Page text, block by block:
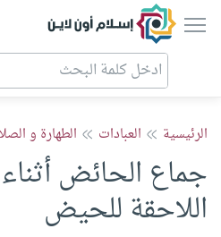
إسلام أون لاين
الرئيسية العبادات الطهارة و
جماع الحائض أثناء
اللاحقة للحيض